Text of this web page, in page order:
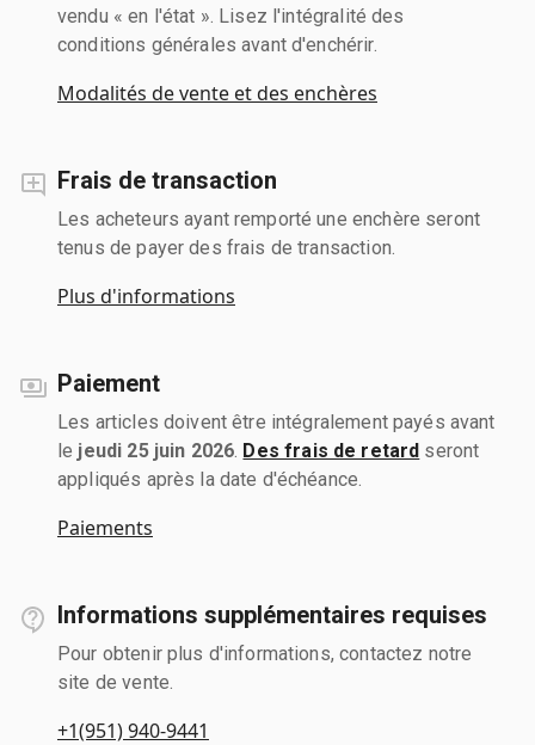
vendu « en l'état ». Lisez l'intégralité des
conditions générales avant d'enchérir.
Modalités de vente et des enchères
Frais de transaction
Les acheteurs ayant remporté une enchère seront
tenus de payer des frais de transaction.
Plus d'informations
Paiement
Les articles doivent être intégralement payés avant
le jeudi 25 juin 2026 Des frais de retard seront
appliqués après la date d'échéance.
Paiements
Informations supplémentaires requises
Pour obtenir plus d'informations, contactez notre
site de vente.
+1(951) 940-9441